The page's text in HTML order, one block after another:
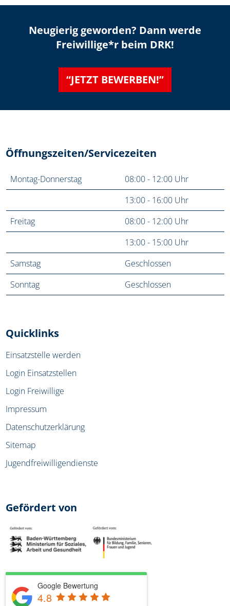
Neugierig geworden? Dann werde
Freiwillige*r beim DRK!
“JETZT BEWERBEN!”
Öffnungszeiten/Servicezeiten
Montag-Donnerstag
08:00 - 12:00 Uhr
13:00 - 16:00 Uhr
Freitag
08:00 - 12:00 Uhr
13:00 - 15:00 Uhr
Samstag
Geschlossen
Sonntag
Geschlossen
Quicklinks
Einsatzstelle werden
Login Einsatzstellen
Login Freiwillige
Impressum
Datenschutzerklärung
Sitemap
Jugendfreiwilligendienste
Gefördert von
Google Bewertung
4.8